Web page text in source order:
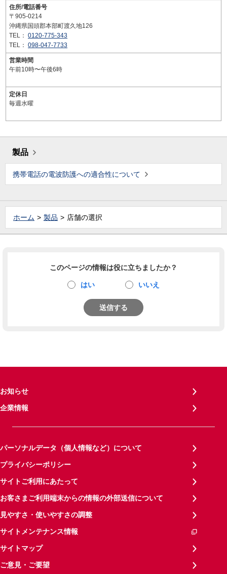
住所/電話番号
〒905-0214
沖縄県国頭郡本部町渡久地126
TEL： 0120-775-343
TEL： 098-047-7733
営業時間
午前10時〜午後6時
定休日
毎週水曜
製品
携帯電話の電波防護への適合性について
ホーム 製品 店舗の選択
このページの情報は役に立ちましたか？
はい いいえ
送信する
お知らせ
企業情報
パーソナルデータ（個人情報など）について
プライバシーポリシー
サイトご利用にあたって
お客さまご利用端末からの情報の外部送信について
見やすさ・使いやすさの調整
サイトメンテナンス情報
サイトマップ
ご意見・ご要望